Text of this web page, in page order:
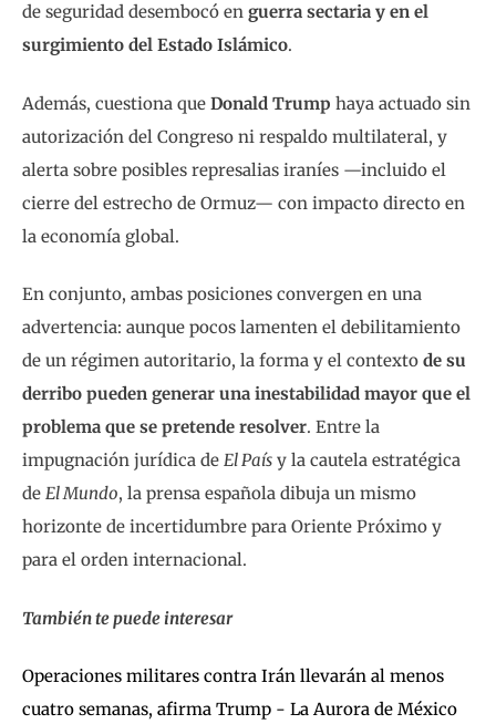
de seguridad desembocó en guerra sectaria y en el
surgimiento del Estado Islámico.
Además, cuestiona que Donald Trump haya actuado sin
autorización del Congreso ni respaldo multilateral, y
alerta sobre posibles represalias iraníes —incluido el
cierre del estrecho de Ormuz— con impacto directo en
la economía global.
En conjunto, ambas posiciones convergen en una
advertencia: aunque pocos lamenten el debilitamiento
de un régimen autoritario, la forma y el contexto de su
derribo pueden generar una inestabilidad mayor que el
problema que se pretende resolver. Entre la
impugnación jurídica de El País y la cautela estratégica
de El Mundo, la prensa española dibuja un mismo
horizonte de incertidumbre para Oriente Próximo y
para el orden internacional.
También te puede interesar
Operaciones militares contra Irán llevarán al menos
cuatro semanas, afirma Trump - La Aurora de México